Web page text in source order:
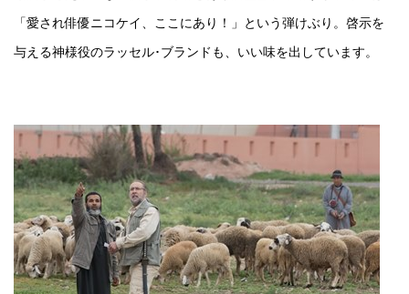
「愛され俳優ニコケイ、ここにあり！」という弾けぶり。啓示を
与える神様役のラッセル･ブランドも、いい味を出しています。